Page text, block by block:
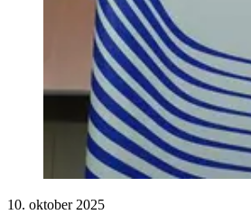
10. oktober 2025